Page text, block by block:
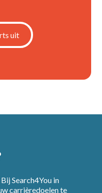
uit
Search4You in
carrièredoelen te